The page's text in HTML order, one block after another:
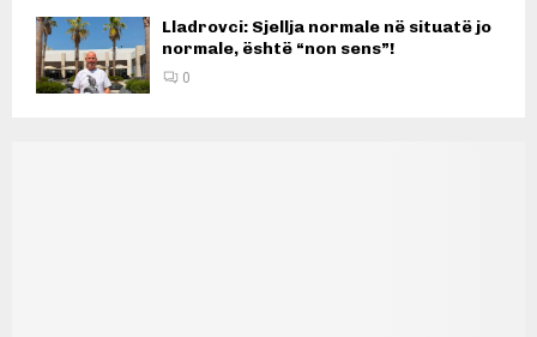
Lladrovci: Sjellja normale në situatë jo
normale, është “non sens”!
0